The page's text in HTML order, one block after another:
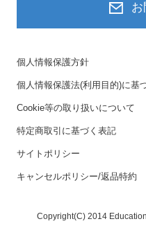
個人情報保護方針
個人情報保護法(利用目的)に基
Cookie等の取り扱いについて
特定商取引に基づく表記
サイトポリシー
キャンセルポリシー/返品特約
Copyright(C) 2014